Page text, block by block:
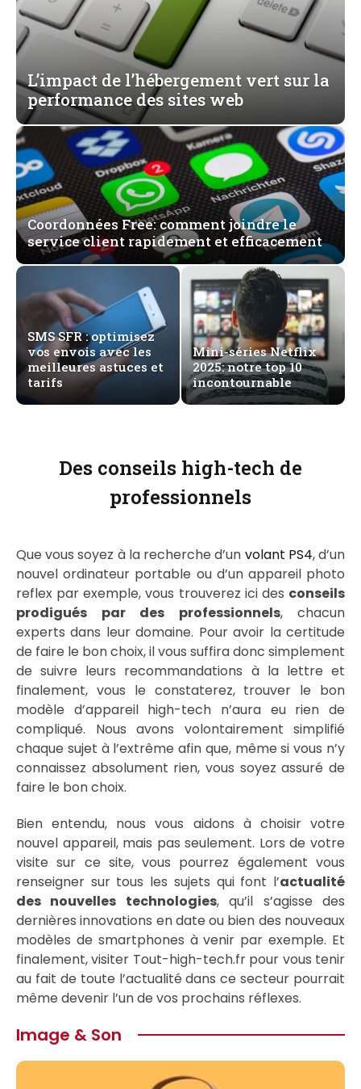
L’impact de l’hébergement vert sur la
performance des sites web
Coordonnées Free: comment joindre le
service client rapidement et efficacement
SMS SFR : optimisez
vos envois avec les
meilleures astuces et
tarifs
Mini-séries Netflix
2025: notre top 10
incontournable
Des conseils high-tech de
professionnels
Que vous soyez à la recherche d’un volant PS4, d’un
nouvel ordinateur portable ou d’un appareil photo
reflex par exemple, vous trouverez ici des conseils
prodigués par des professionnels, chacun
experts dans leur domaine. Pour avoir la certitude
de faire le bon choix, il vous suffira donc simplement
de suivre leurs recommandations à la lettre et
finalement, vous le constaterez, trouver le bon
modèle d’appareil high-tech n’aura eu rien de
compliqué. Nous avons volontairement simplifié
chaque sujet à l’extrême afin que, même si vous n’y
connaissez absolument rien, vous soyez assuré de
faire le bon choix.
Bien entendu, nous vous aidons à choisir votre
nouvel appareil, mais pas seulement. Lors de votre
visite sur ce site, vous pourrez également vous
renseigner sur tous les sujets qui font l’actualité
des nouvelles technologies, qu’il s’agisse des
dernières innovations en date ou bien des nouveaux
modèles de smartphones à venir par exemple. Et
finalement, visiter Tout-high-tech.fr pour vous tenir
au fait de toute l’actualité dans ce secteur pourrait
même devenir l’un de vos prochains réflexes.
Image & Son